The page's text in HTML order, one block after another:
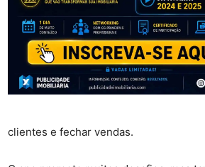
clientes e fechar vendas.